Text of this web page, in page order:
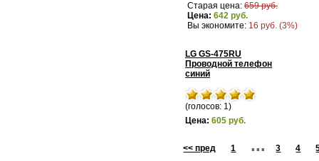
Старая цена: 659 руб.
Цена: 642 руб.
Вы экономите: 16 руб. (3%)
LG GS-475RU
Проводной телефон
синий
(голосов: 1)
Цена: 605 руб.
<< пред 1 ...3 4